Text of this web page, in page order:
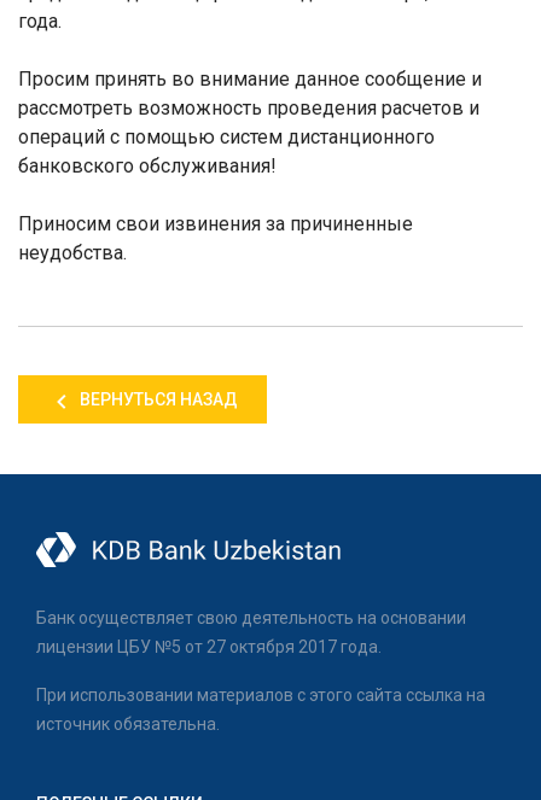
года.
Просим принять во внимание данное сообщение и
рассмотреть возможность проведения расчетов и
операций с помощью систем дистанционного
банковского обслуживания!
Приносим свои извинения за причиненные
неудобства.
ВЕРНУТЬСЯ НАЗАД
Банк осуществляет свою деятельность на основании
лицензии ЦБУ №5 от 27 октября 2017 года.
При использовании материалов с этого сайта ссылка на
источник обязательна.